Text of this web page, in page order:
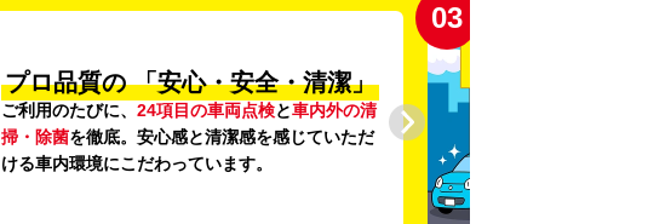
プロ品質の 「安心・安全・清潔」
ご利用のたびに、 24項目の車両点検と車内外の清
掃・除菌を徹底。安心感と清潔感を感じていただ
ける車内環境にこだわっています。
03